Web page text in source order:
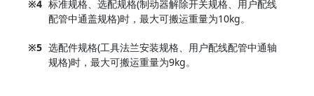
※4 标准规格、选配规格(制动器解除开关规格、用户配线
配管中通盖规格)时，最大可搬运重量为10kg。
※5 选配件规格(工具法兰安装规格、用户配线配管中通轴
规格)时，最大可搬运重量为9kg。